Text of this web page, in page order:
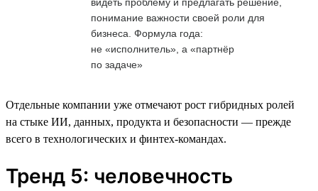
понимание важности своей роли для
бизнеса. Формула года:
не «исполнитель», а «партнёр
по задаче»
Отдельные компании уже отмечают рост гибридных ролей
на стыке ИИ, данных, продукта и безопасности — прежде
всего в технологических и финтех-командах.
Тренд 5: человечность